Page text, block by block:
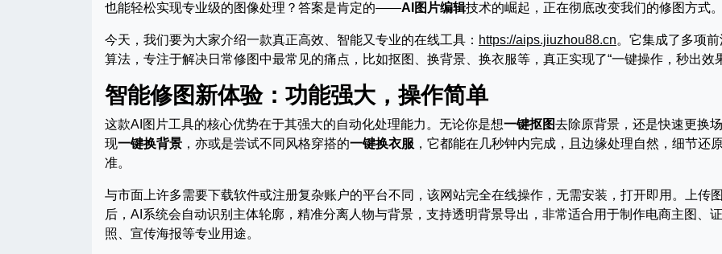
也能轻松实现专业级的图像处理？答案是肯定的——AI图片编辑技术的崛起，正在彻底改变我们的修图方式
今天，我们要为大家介绍一款真正高效、智能又专业的在线工具： https://aips.jiuzhou88.cn。它集成了多项
算法，专注于解决日常修图中最常见的痛点，比如抠图、换背景、换衣服等，真正实现了“一键操作，秒出效
智能修图新体验：功能强大，操作简单
这款AI图片工具的核心优势在于其强大的自动化处理能力。无论你是想一键抠图去除原背景，还是快速更换
现一键换背景 ，亦或是尝试不同风格穿搭的一键换衣服 ，它都能在几秒钟内完成，且边缘处理自然，细节还
准。
与市面上许多需要下载软件或注册复杂账户的平台不同，该网站完全在线操作，无需安装，打开即用。上传
后，AI系统会自动识别主体轮廓，精准分离人物与背景，支持透明背景导出，非常适合用于制作电商主图、
照、宣传海报等专业用途。